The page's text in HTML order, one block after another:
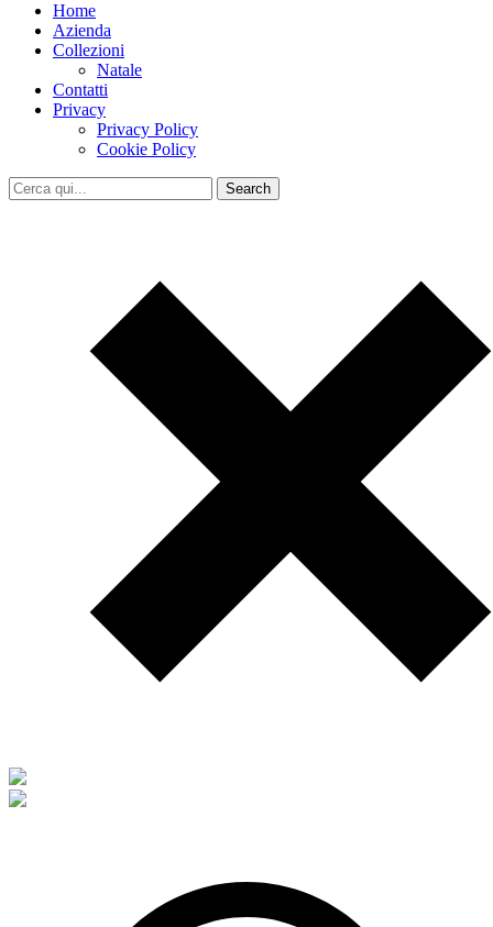
Home
Azienda
Collezioni
Natale
Contatti
Privacy
Privacy Policy
Cookie Policy